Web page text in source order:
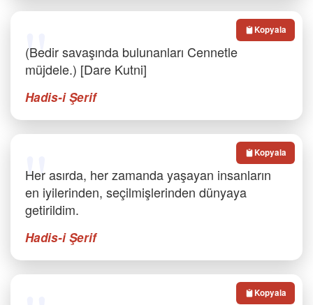
(Bedir savaşında bulunanları Cennetle
müjdele.) [Dare Kutni]
Hadis-i Şerif
Kopyala
Her asırda, her zamanda yaşayan insanların
en iyilerinden, seçilmişlerinden dünyaya
getirildim.
Hadis-i Şerif
Kopyala
Kopyala